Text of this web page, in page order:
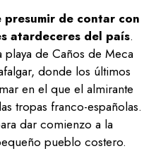
presumir de contar con
atardeceres del país.
de Caños de Meca
donde los últimos
en el que el almirante
tropas franco-españolas.
dar comienzo a la
pueblo costero.